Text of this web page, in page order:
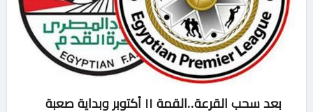
بعد سحب القرعة..القمة ١١ أكتوبر وبداية صعبة